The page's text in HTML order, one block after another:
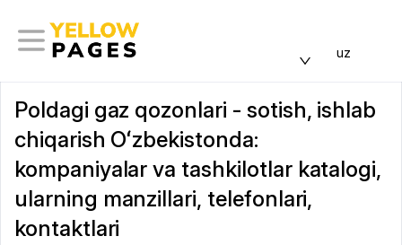
uz
Poldagi gaz qozonlari - sotish, ishlab
chiqarish Oʻzbekistonda:
kompaniyalar va tashkilotlar katalogi,
ularning manzillari, telefonlari,
kontaktlari